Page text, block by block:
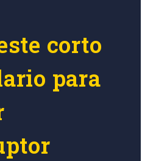
corto
para